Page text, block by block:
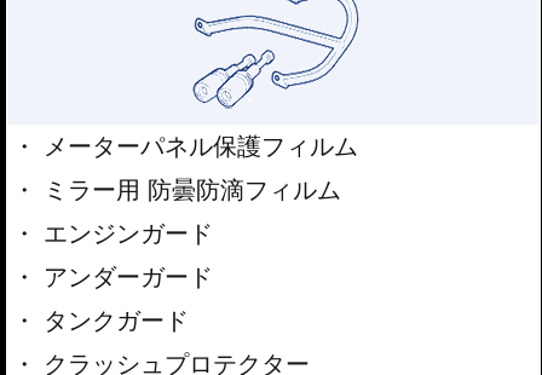
メーターパネル保護フィルム
ミラー用 防曇防滴フィルム
エンジンガード
アンダーガード
タンクガード
クラッシュプロテクター